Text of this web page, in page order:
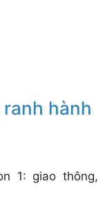
hành
1: giao thông,